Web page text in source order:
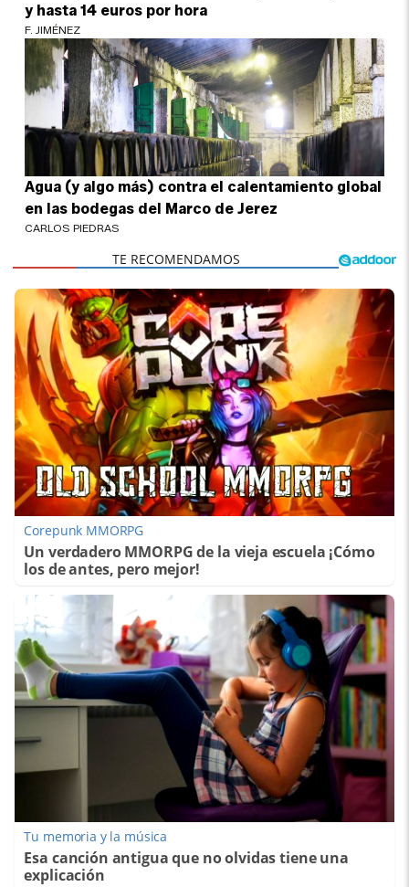
y hasta 14 euros por hora
F. JIMÉNEZ
Agua (y algo más) contra el calentamiento global
en las bodegas del Marco de Jerez
CARLOS PIEDRAS
Corepunk MMORPG
Un verdadero MMORPG de la vieja escuela ¡Cómo
los de antes, pero mejor!
Tu memoria y la música
Esa canción antigua que no olvidas tiene una
explicación